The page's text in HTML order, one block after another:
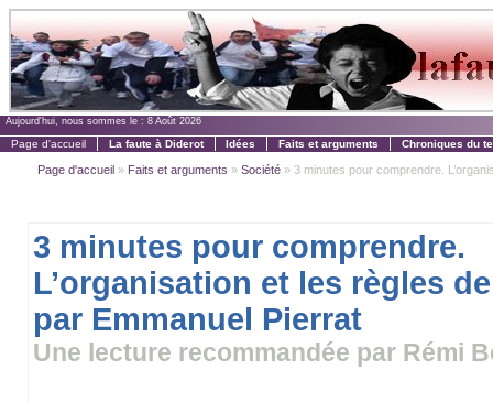
Aujourd'hui, nous sommes le : 8 Août 2026
Page d'accueil La faute à Diderot Idées Faits et arguments Chroniques du
Page d'accueil » Faits et arguments »Société » 3 minutes pour comprendre.
3 minutes pour comprendre.
L’organisation et les règles
par Emmanuel Pierrat
Une lecture recommandée par Rémi